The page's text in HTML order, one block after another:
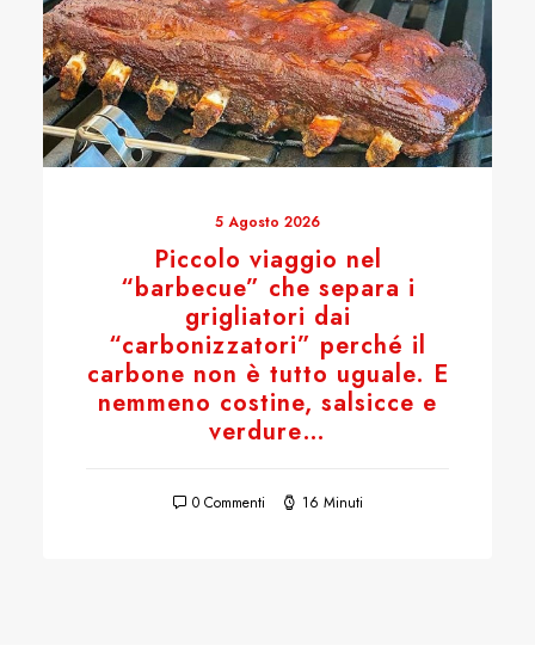
5 Agosto 2026
Piccolo viaggio nel
“barbecue” che separa i
grigliatori dai
“carbonizzatori” perché il
carbone non è tutto uguale. E
nemmeno costine, salsicce e
verdure…
0 Commenti 16 Minuti